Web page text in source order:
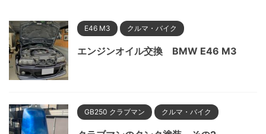
E46 M3 クルマ・バイク
エンジンオイル交換 BMW E46 M3
GB250 クラブマン クルマ・バイク